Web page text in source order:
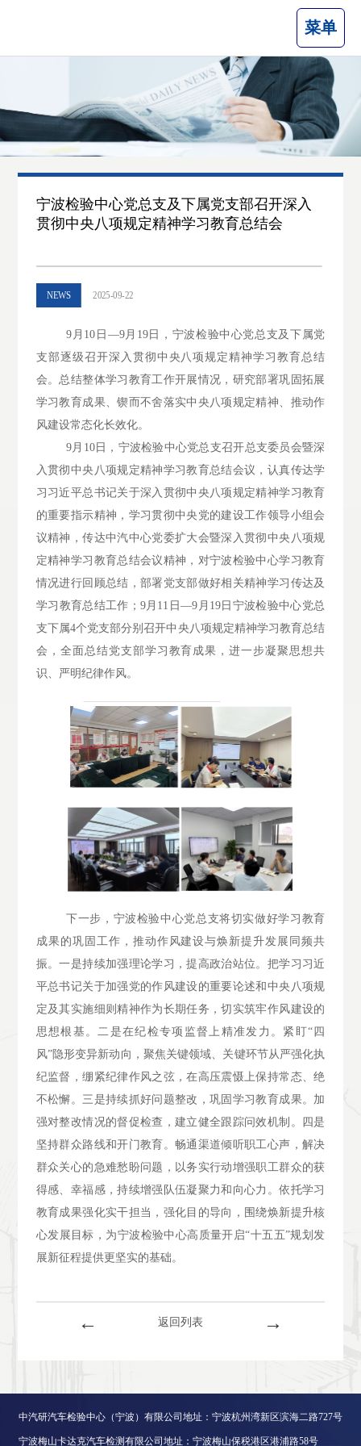
菜单
宁波检验中心党总支及下属党支部召开深入
贯彻中央八项规定精神学习教育总结会
NEWS 2025-09-22
9月10日—9月19日，宁波检验中心党总支及下属党
支部逐级召开深入贯彻中央八项规定精神学习教育总结
会。总结整体学习教育工作开展情况，研究部署巩固拓展
学习教育成果、锲而不舍落实中央八项规定精神、推动作
风建设常态化长效化。
9月10日，宁波检验中心党总支召开总支委员会暨深
入贯彻中央八项规定精神学习教育总结会议，认真传达学
习习近平总书记关于深入贯彻中央八项规定精神学习教育
的重要指示精神，学习贯彻中央党的建设工作领导小组会
议精神，传达中汽中心党委扩大会暨深入贯彻中央八项规
定精神学习教育总结会议精神，对宁波检验中心学习教育
情况进行回顾总结，部署党支部做好相关精神学习传达及
学习教育总结工作；9月11日—9月19日宁波检验中心党总
支下属4个党支部分别召开中央八项规定精神学习教育总结
会，全面总结党支部学习教育成果，进一步凝聚思想共
识、严明纪律作风。
下一步，宁波检验中心党总支将切实做好学习教育
成果的巩固工作，推动作风建设与焕新提升发展同频共
振。一是持续加强理论学习，提高政治站位。把学习习近
平总书记关于加强党的作风建设的重要论述和中央八项规
定及其实施细则精神作为长期任务，切实筑牢作风建设的
思想根基。二是在纪检专项监督上精准发力。紧盯“四
风”隐形变异新动向，聚焦关键领域、关键环节从严强化执
纪监督，绷紧纪律作风之弦，在高压震慑上保持常态、绝
不松懈。三是持续抓好问题整改，巩固学习教育成果。加
强对整改情况的督促检查，建立健全跟踪问效机制。四是
坚持群众路线和开门教育。畅通渠道倾听职工心声，解决
群众关心的急难愁盼问题，以务实行动增强职工群众的获
得感、幸福感，持续增强队伍凝聚力和向心力。依托学习
教育成果强化实干担当，强化目的导向，围绕焕新提升核
心发展目标，为宁波检验中心高质量开启“十五五”规划发
展新征程提供更坚实的基础。
← 返回列表 →
中汽研汽车检验中心（宁波）有限公司地址：宁波杭州湾新区滨海二路727号
宁波梅山卡达克汽车检测有限公司地址：宁波梅山保税港区港浦路58号